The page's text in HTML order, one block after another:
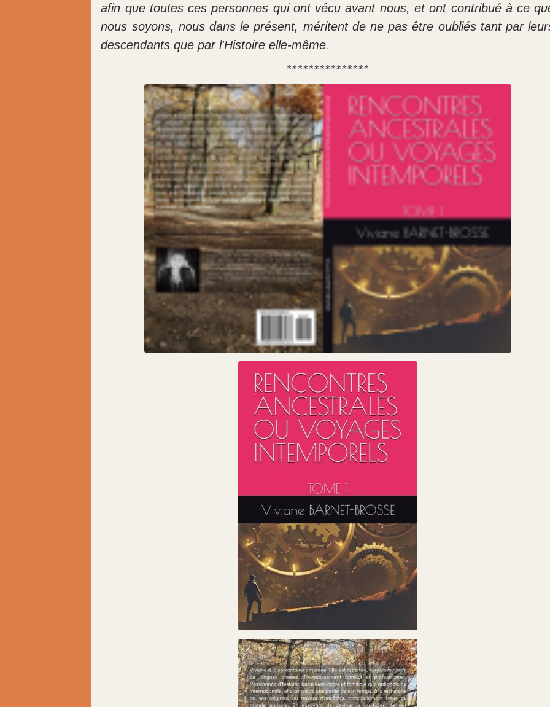
afin que toutes ces personnes qui ont vécu avant nous, et ont contribué à ce
nous soyons, nous dans le présent, méritent de ne pas être oubliés tant par
descendants que par l'Histoire elle-même.
***************